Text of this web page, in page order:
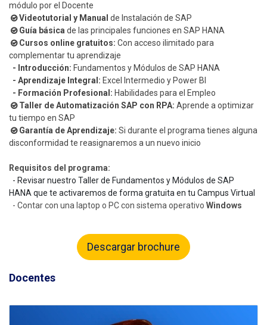
módulo por el Docente
Videotutorial y Manual de Instalación de SAP
Guía básica de las principales funciones en SAP HANA
Cursos online gratuitos: Con acceso ilimitado para
complementar tu aprendizaje
- Introducción: Fundamentos y Módulos de SAP HANA
- Aprendizaje Integral: Excel Intermedio y Power BI
- Formación Profesional: Habilidades para el Empleo
Taller de Automatización SAP con RPA: Aprende a optimizar
tu tiempo en SAP
Garantía de Aprendizaje: Si durante el programa tienes alguna
disconformidad te reasignaremos a un nuevo inicio
Requisitos del programa:
- Revisar nuestro Taller de Fundamentos y Módulos de SAP
HANA que te activaremos de forma gratuita en tu Campus Virtual
- Contar con una laptop o PC con sistema operativo Windows
Descargar brochure
Docentes